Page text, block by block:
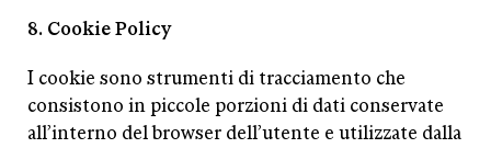
8. Cookie Policy
I cookie sono strumenti di tracciamento che
consistono in piccole porzioni di dati conservate
all’interno del browser dell’utente e utilizzate dalla